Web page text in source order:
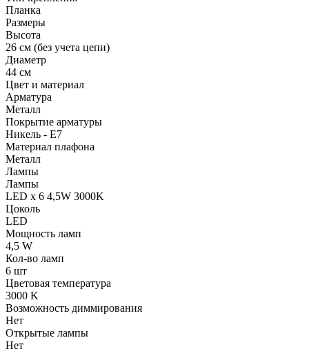
Планка
Размеры
Высота
26 см (без учета цепи)
Диаметр
44 см
Цвет и материал
Арматура
Металл
Покрытие арматуры
Никель - E7
Материал плафона
Металл
Лампы
Лампы
LED x 6 4,5W 3000K
Цоколь
LED
Мощность ламп
4,5 W
Кол-во ламп
6 шт
Цветовая температура
3000 K
Возможность диммирования
Нет
Открытые лампы
Нет